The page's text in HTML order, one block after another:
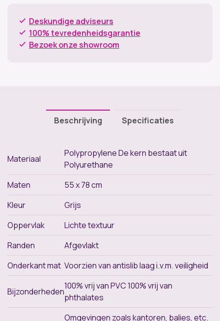
Deskundige adviseurs
100% tevredenheidsgarantie
Bezoek onze showroom
Beschrijving Specificaties
Materiaal
Polypropylene De kern bestaat uit
Polyurethane
Maten
55 x 78 cm
Kleur
Grijs
Oppervlak
Lichte textuur
Randen
Afgevlakt
Onderkant mat Voorzien van antislib laag i.v.m. veiligheid
Bijzonderheden
100% vrij van PVC 100% vrij van
phthalates
Omgevingen zoals kantoren, balies, etc.